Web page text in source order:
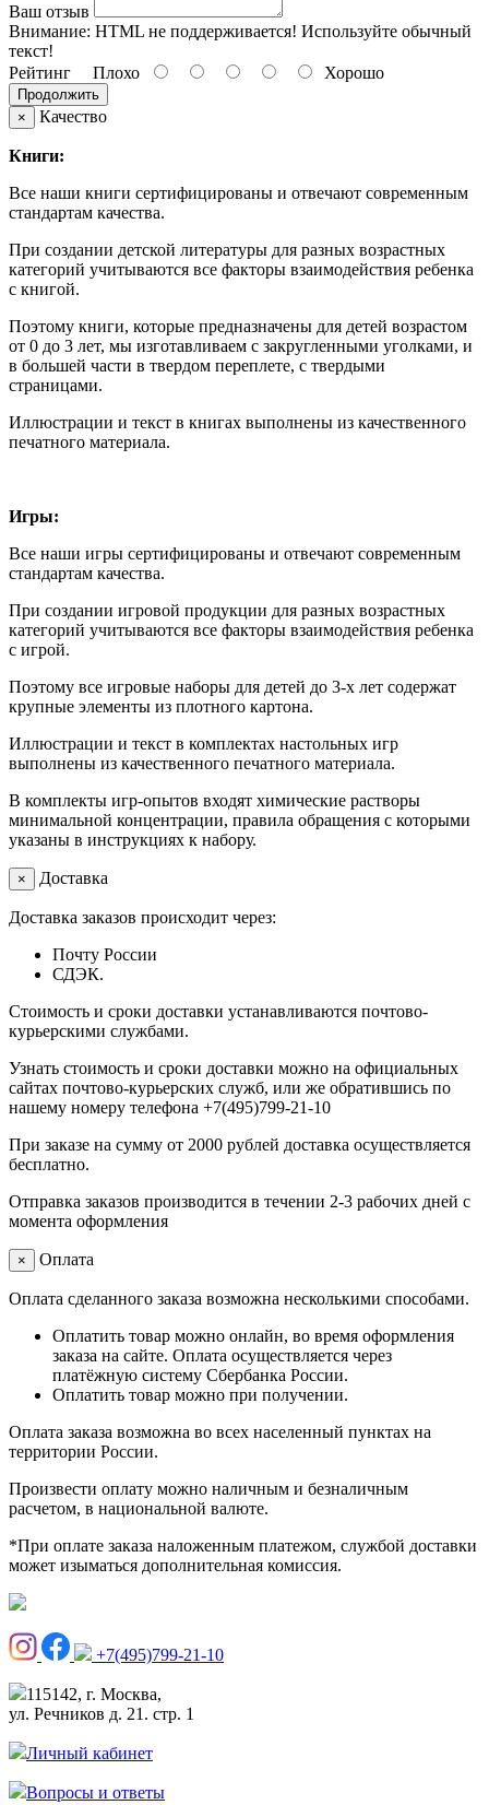
Ваш отзыв
Внимание: HTML не поддерживается! Используйте обычный
текст!
Рейтинг Плохо Хорошо
Продолжить
×
Качество
Книги:
Все наши книги сертифицированы и отвечают современным
стандартам качества.
При создании детской литературы для разных возрастных
категорий учитываются все факторы взаимодействия ребенка
с книгой.
Поэтому книги, которые предназначены для детей возрастом
от 0 до 3 лет, мы изготавливаем с закругленными уголками, и
в большей части в твердом переплете, с твердыми
страницами.
Иллюстрации и текст в книгах выполнены из качественного
печатного материала.
Игры:
Все наши игры сертифицированы и отвечают современным
стандартам качества.
При создании игровой продукции для разных возрастных
категорий учитываются все факторы взаимодействия ребенка
с игрой.
Поэтому все игровые наборы для детей до 3-х лет содержат
крупные элементы из плотного картона.
Иллюстрации и текст в комплектах настольных игр
выполнены из качественного печатного материала.
В комплекты игр-опытов входят химические растворы
минимальной концентрации, правила обращения с которыми
указаны в инструкциях к набору.
× Доставка
Доставка заказов происходит через:
Почту России
СДЭК.
Стоимость и сроки доставки устанавливаются почтово-
курьерскими службами.
Узнать стоимость и сроки доставки можно на официальных
сайтах почтово-курьерских служб, или же обратившись по
нашему номеру телефона +7(495)799-21-10
При заказе на сумму от 2000 рублей доставка осуществляется
бесплатно.
Отправка заказов производится в течении 2-3 рабочих дней с
момента оформления
× Оплата
Оплата сделанного заказа возможна несколькими способами.
Оплатить товар можно онлайн, во время оформления
заказа на сайте. Оплата осуществляется через
платёжную систему Сбербанка России.
Оплатить товар можно при получении.
Оплата заказа возможна во всех населенный пунктах на
территории России.
Произвести оплату можно наличным и безналичным
расчетом, в национальной валюте.
*При оплате заказа наложенным платежом, службой доставки
может изыматься дополнительная комиссия.
+7(495)799-21-10
115142, г. Москва,
ул. Речников д. 21. стр. 1
Личный кабинет
Вопросы и ответы